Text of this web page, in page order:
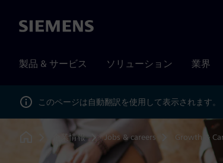
Siemens
製品 & サービス ソリューション 業界
このページは自動翻訳を使用して表示されます。
企業情報 Jobs & careers Growth &